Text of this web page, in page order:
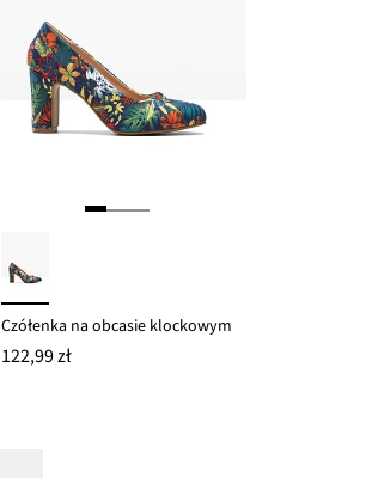
Czółenka na obcasie klockowym
122,99 zł